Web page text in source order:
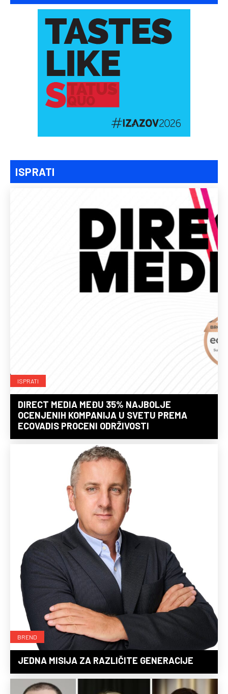
ISPRATI
ISPRATI
DIRECT MEDIA MEĐU 35% NAJBOLJE
OCENJENIH KOMPANIJA U SVETU PREMA
ECOVADIS PROCENI ODRŽIVOSTI
BREND
JEDNA MISIJA ZA RAZLIČITE GENERACIJE